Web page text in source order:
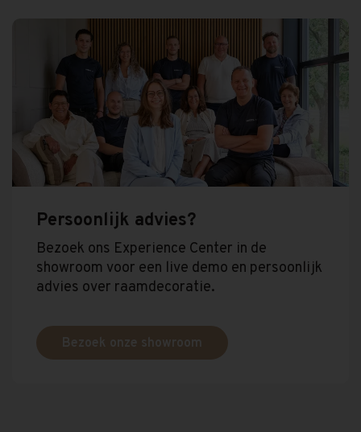
Persoonlijk advies?
Bezoek ons Experience Center in de
showroom voor een live demo en persoonlijk
advies over raamdecoratie.
Bezoek onze showroom